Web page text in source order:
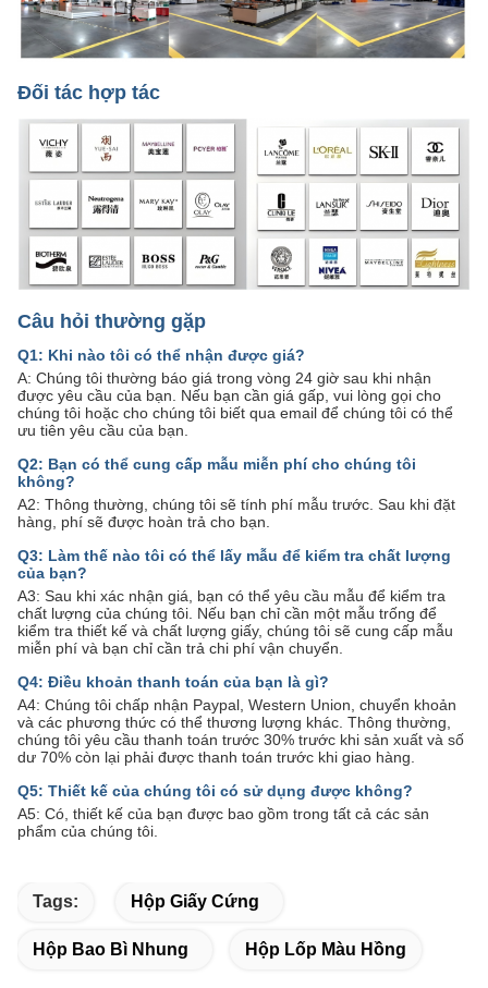
Đối tác hợp tác
Câu hỏi thường gặp
Q1: Khi nào tôi có thể nhận được giá?
A: Chúng tôi thường báo giá trong vòng 24 giờ sau khi nhận
được yêu cầu của bạn. Nếu bạn cần giá gấp, vui lòng gọi cho
chúng tôi hoặc cho chúng tôi biết qua email để chúng tôi có thể
ưu tiên yêu cầu của bạn.
Q2: Bạn có thể cung cấp mẫu miễn phí cho chúng tôi
không?
A2: Thông thường, chúng tôi sẽ tính phí mẫu trước. Sau khi đặt
hàng, phí sẽ được hoàn trả cho bạn.
Q3: Làm thế nào tôi có thể lấy mẫu để kiểm tra chất lượng
của bạn?
A3: Sau khi xác nhận giá, bạn có thể yêu cầu mẫu để kiểm tra
chất lượng của chúng tôi. Nếu bạn chỉ cần một mẫu trống để
kiểm tra thiết kế và chất lượng giấy, chúng tôi sẽ cung cấp mẫu
miễn phí và bạn chỉ cần trả chi phí vận chuyển.
Q4: Điều khoản thanh toán của bạn là gì?
A4: Chúng tôi chấp nhận Paypal, Western Union, chuyển khoản
và các phương thức có thể thương lượng khác. Thông thường,
chúng tôi yêu cầu thanh toán trước 30% trước khi sản xuất và số
dư 70% còn lại phải được thanh toán trước khi giao hàng.
Q5: Thiết kế của chúng tôi có sử dụng được không?
A5: Có, thiết kế của bạn được bao gồm trong tất cả các sản
phẩm của chúng tôi.
Tags: Hộp Giấy Cứng
Hộp Bao Bì Nhung Hộp Lốp Màu Hồng